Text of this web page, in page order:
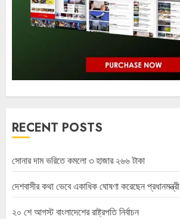
RECENT POSTS
সোনার দাম ভরিতে কমলো ৩ হাজার ২৬৬ টাকা
দেশবাসীর কথা ভেবে একাধিক ঘোষণা করেছেন প্রধানমন্ত্রী
২০ শে আগস্ট বাংলাদেশের রাষ্ট্রপতি নির্বাচন